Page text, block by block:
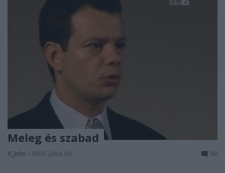
Meleg és szabad
R_John • 2009. július 04. 50